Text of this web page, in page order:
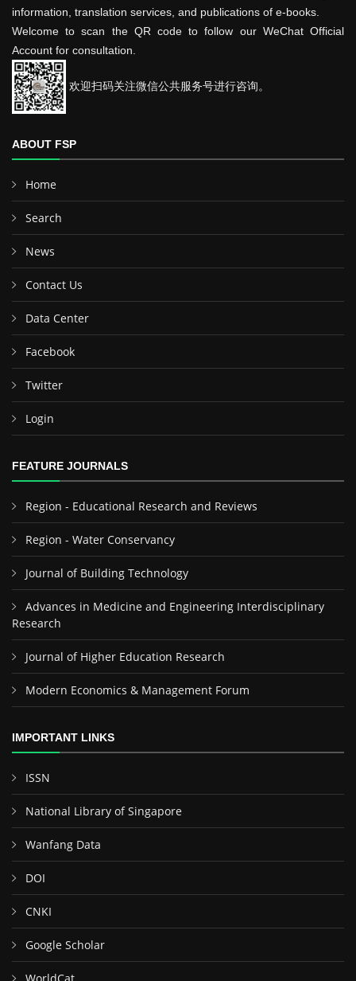
information, translation services, and publications of e-books.
Welcome to scan the QR code to follow our WeChat Official
Account for consultation.
欢迎扫码关注微信公共服务号进行咨询。
ABOUT FSP
Home
Search
News
Contact Us
Data Center
Facebook
Twitter
Login
FEATURE JOURNALS
Region - Educational Research and Reviews
Region - Water Conservancy
Journal of Building Technology
Advances in Medicine and Engineering Interdisciplinary
Research
Journal of Higher Education Research
Modern Economics & Management Forum
IMPORTANT LINKS
ISSN
National Library of Singapore
Wanfang Data
DOI
CNKI
Google Scholar